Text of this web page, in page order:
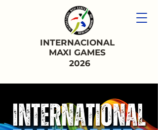
INTERNACIONAL
MAXI GAMES
2026